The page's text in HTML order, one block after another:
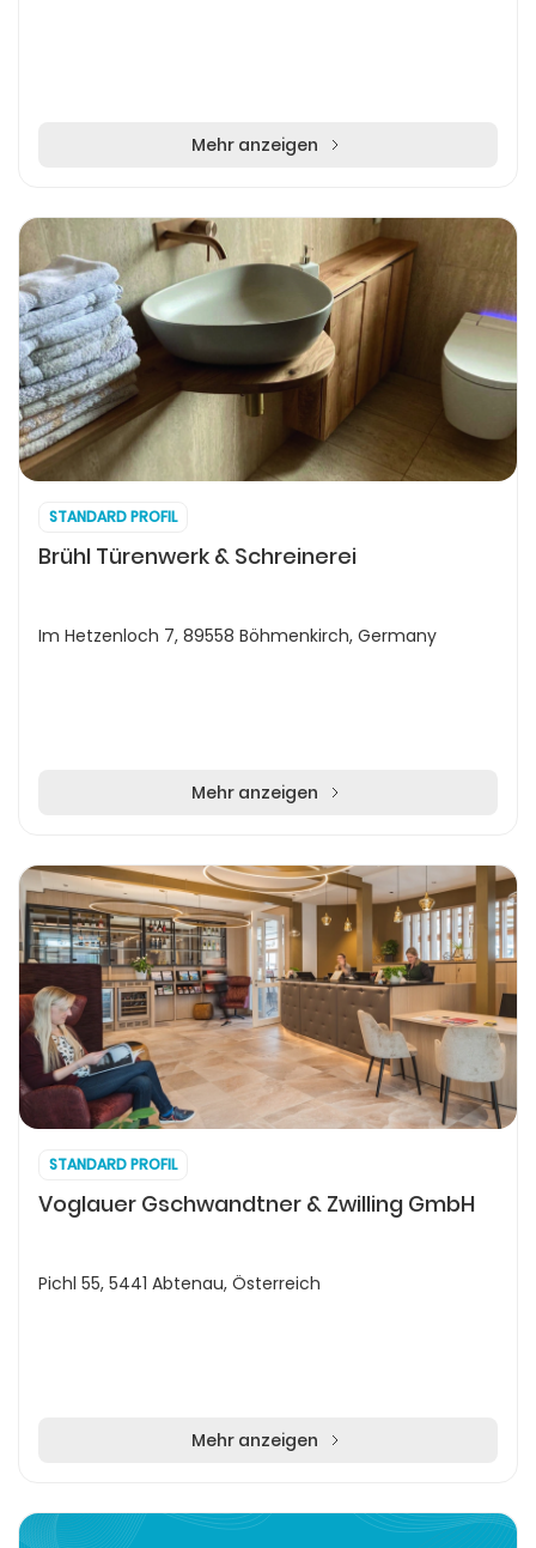
Mehr anzeigen
STANDARD PROFIL
Brühl Türenwerk & Schreinerei
Im Hetzenloch 7, 89558 Böhmenkirch, Germany
Mehr anzeigen
STANDARD PROFIL
Voglauer Gschwandtner & Zwilling GmbH
Pichl 55, 5441 Abtenau, Österreich
Mehr anzeigen